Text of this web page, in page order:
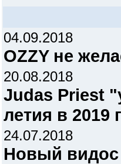
04.09.2018
OZZY не
20.08.2018
Judas Priest
летия в 2019
24.07.2018
Новый видос